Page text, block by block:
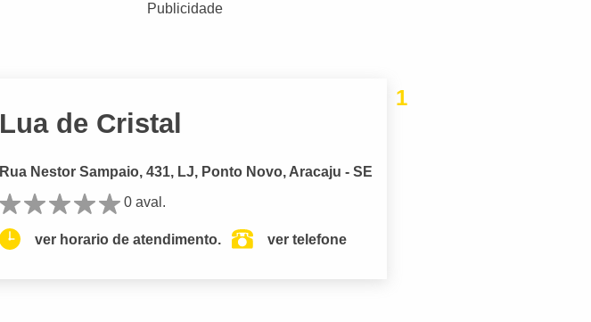
Publicidade
Lua de Cristal
Rua Nestor Sampaio, 431, LJ, Ponto Novo, Aracaju - SE
0 aval.
ver horario de atendimento. ver telefone
1